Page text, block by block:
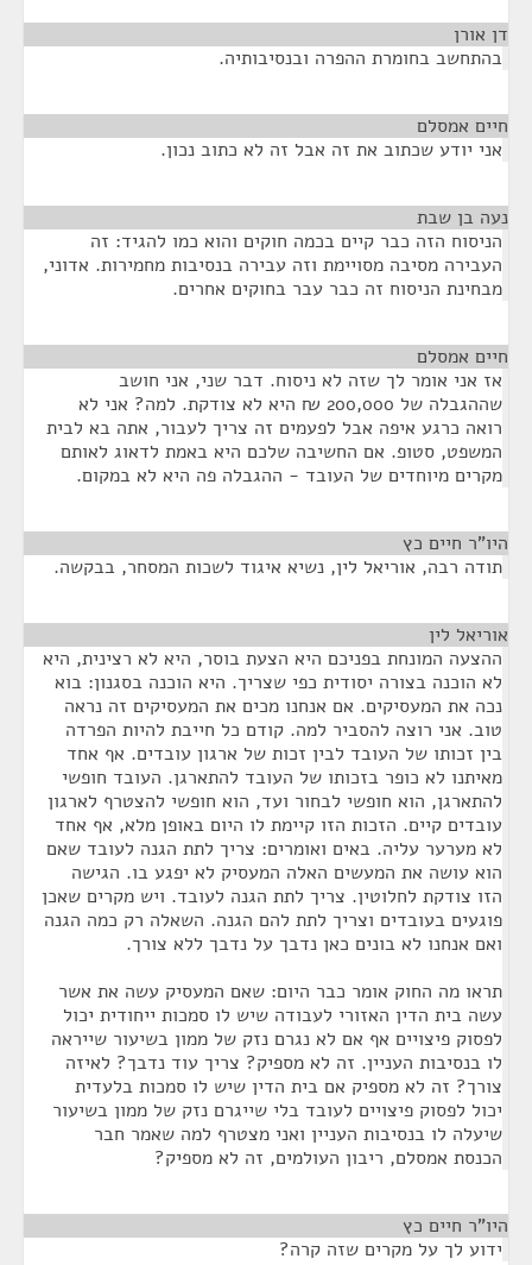
דן אורן
בהתחשב בחומרת ההפרה ובנסיבותיה.
חיים אמסלם
אני יודע שכתוב את זה אבל זה לא כתוב נכון.
נעה בן שבת
הניסוח הזה כבר קיים בכמה חוקים והוא כמו להגיד: זה
העבירה מסיבה מסויימת וזה עבירה בנסיבות מחמירות. אדוני,
מבחינת הניסוח זה כבר עבר בחוקים אחרים.
חיים אמסלם
אז אני אומר לך שזה לא ניסוח. דבר שני, אני חושב
שההגבלה של 200,000 ₪ היא לא צודקת. למה? אני לא
רואה כרגע איפה אבל לפעמים זה צריך לעבור, אתה בא לבית
המשפט, סטופ. אם החשיבה שלכם היא באמת לדאוג לאותם
מקרים מיוחדים של העובד - ההגבלה פה היא לא במקום.
היו"ר חיים כץ
תודה רבה, אוריאל לין, נשיא איגוד לשכות המסחר, בבקשה.
אוריאל לין
ההצעה המונחת בפניכם היא הצעת בוסר, היא לא רצינית, היא
לא הוכנה בצורה יסודית כפי שצריך. היא הוכנה בסגנון: בוא
נכה את המעסיקים. אם אנחנו מכים את המעסיקים זה נראה
טוב. אני רוצה להסביר למה. קודם כל חייבת להיות הפרדה
בין זכותו של העובד לבין זכות של ארגון עובדים. אף אחד
מאיתנו לא כופר בזכותו של העובד להתארגן. העובד חופשי
להתארגן, הוא חופשי לבחור ועד, הוא חופשי להצטרף לארגון
עובדים קיים. הזכות הזו קיימת לו היום באופן מלא, אף אחד
לא מערער עליה. באים ואומרים: צריך לתת הגנה לעובד שאם
הוא עושה את המעשים האלה המעסיק לא יפגע בו. הגישה
הזו צודקת לחלוטין. צריך לתת הגנה לעובד. ויש מקרים שאכן
פוגעים בעובדים וצריך לתת להם הגנה. השאלה רק כמה הגנה
ואם אנחנו לא בונים כאן נדבך על נדבך ללא צורך.
תראו מה החוק אומר כבר היום: שאם המעסיק עשה את אשר
עשה בית הדין האזורי לעבודה שיש לו סמכות ייחודית יכול
לפסוק פיצויים אף אם לא נגרם נזק של ממון בשיעור שייראה
לו בנסיבות העניין. זה לא מספיק? צריך עוד נדבך? לאיזה
צורך? זה לא מספיק אם בית הדין שיש לו סמכות בלעדית
יכול לפסוק פיצויים לעובד בלי שייגרם נזק של ממון בשיעור
שיעלה לו בנסיבות העניין ואני מצטרף למה שאמר חבר
הכנסת אמסלם, ריבון העולמים, זה לא מספיק?
היו"ר חיים כץ
ידוע לך על מקרים שזה קרה?